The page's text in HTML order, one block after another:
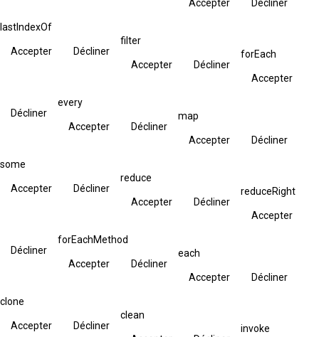
Accepter Décliner
lastIndexOf
Accepter Décliner
filter
Accepter Décliner
forEach
Accepter
Décliner
every
Accepter Décliner
map
Accepter Décliner
some
Accepter Décliner
reduce
Accepter Décliner
reduceRight
Accepter
Décliner
forEachMethod
Accepter Décliner
each
Accepter Décliner
clone
Accepter Décliner
clean
invoke